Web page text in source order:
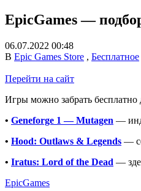
EpicGames —
06.07.2022 00:48
В Epic Games Store , Бесплатное
Перейти на сайт
Игры можно забрать
• Geneforge 1 — Mutagen —
• Hood: Outlaws & Legends —
• Iratus: Lord of the Dead —
EpicGames